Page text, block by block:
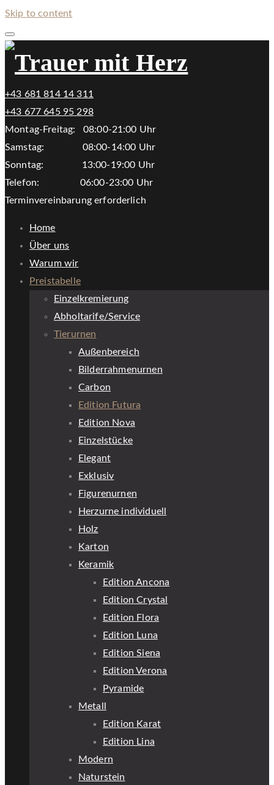
Skip to content
+43 681 814 14 311
+43 677 645 95 298
Montag-Freitag: 08:00-21:00 Uhr
Samstag: 08:00-14:00 Uhr
Sonntag: 13:00-19:00 Uhr
Telefon: 06:00-23:00 Uhr
Terminvereinbarung erforderlich
Home
Über uns
Warum wir
Preistabelle
Einzelkremierung
Abholtarife/Service
Tierurnen
Außenbereich
Bilderrahmenurnen
Carbon
Edition Futura
Edition Nova
Einzelstücke
Elegant
Exklusiv
Figurenurnen
Herzurne individuell
Holz
Karton
Keramik
Edition Ancona
Edition Crystal
Edition Flora
Edition Luna
Edition Siena
Edition Verona
Pyramide
Metall
Edition Karat
Edition Lina
Modern
Naturstein